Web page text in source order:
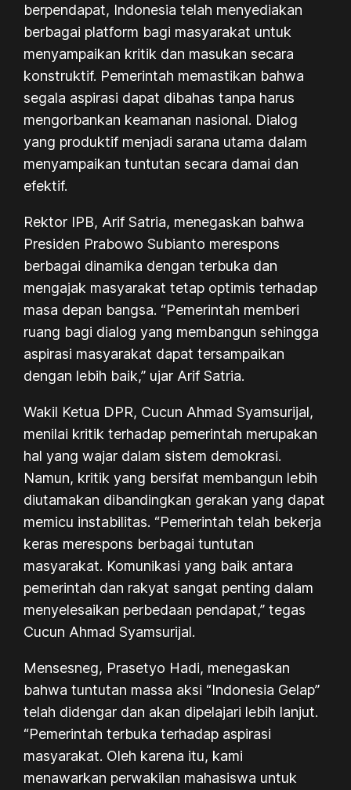
berpendapat, Indonesia telah menyediakan
berbagai platform bagi masyarakat untuk
menyampaikan kritik dan masukan secara
konstruktif. Pemerintah memastikan bahwa
segala aspirasi dapat dibahas tanpa harus
mengorbankan keamanan nasional. Dialog
yang produktif menjadi sarana utama dalam
menyampaikan tuntutan secara damai dan
efektif.
Rektor IPB, Arif Satria, menegaskan bahwa
Presiden Prabowo Subianto merespons
berbagai dinamika dengan terbuka dan
mengajak masyarakat tetap optimis terhadap
masa depan bangsa. “Pemerintah memberi
ruang bagi dialog yang membangun sehingga
aspirasi masyarakat dapat tersampaikan
dengan lebih baik,” ujar Arif Satria.
Wakil Ketua DPR, Cucun Ahmad Syamsurijal,
menilai kritik terhadap pemerintah merupakan
hal yang wajar dalam sistem demokrasi.
Namun, kritik yang bersifat membangun lebih
diutamakan dibandingkan gerakan yang dapat
memicu instabilitas. “Pemerintah telah bekerja
keras merespons berbagai tuntutan
masyarakat. Komunikasi yang baik antara
pemerintah dan rakyat sangat penting dalam
menyelesaikan perbedaan pendapat,” tegas
Cucun Ahmad Syamsurijal.
Mensesneg, Prasetyo Hadi, menegaskan
bahwa tuntutan massa aksi “Indonesia Gelap”
telah didengar dan akan dipelajari lebih lanjut.
“Pemerintah terbuka terhadap aspirasi
masyarakat. Oleh karena itu, kami
menawarkan perwakilan mahasiswa untuk